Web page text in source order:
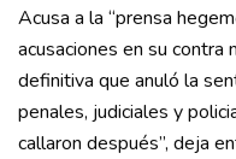
Acusa a la “prensa
acusaciones en su contra
definitiva que anuló la
penales, judiciales y
callaron después”, deja